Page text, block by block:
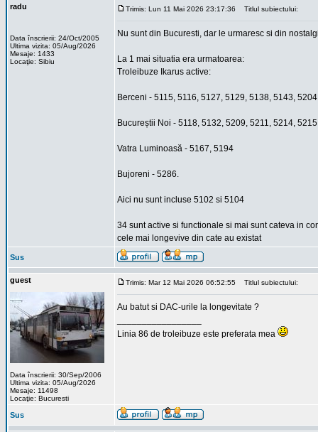
radu
Data înscrierii: 24/Oct/2005
Ultima vizita: 05/Aug/2026
Mesaje: 1433
Locaţie: Sibiu
Trimis: Lun 11 Mai 2026 23:17:36 Titlul subiectului:
Nu sunt din Bucuresti, dar le urmaresc si din
La 1 mai situatia era urmatoarea:
Troleibuze Ikarus active:
Berceni - 5115, 5116, 5127, 5129, 5138, 5143,
Bucureștii Noi - 5118, 5132, 5209, 5211, 5214,
Vatra Luminoasă - 5167, 5194
Bujoreni - 5286.
Aici nu sunt incluse 5102 si 5104
34 sunt active si functionale si mai sunt cateva in
cele mai longevive din cate au existat
Sus
guest
Data înscrierii: 30/Sep/2006
Ultima vizita: 05/Aug/2026
Mesaje: 11498
Locaţie: Bucuresti
Trimis: Mar 12 Mai 2026 06:52:55 Titlul subiectului:
Au batut si DAC-urile la longevitate ?
Linia 86 de troleibuze este preferata mea
Sus